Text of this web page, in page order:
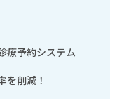
療予約システム
を削減！